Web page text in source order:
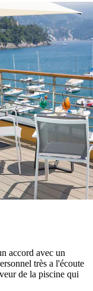
accord avec un
très a l'écoute
de la piscine qui